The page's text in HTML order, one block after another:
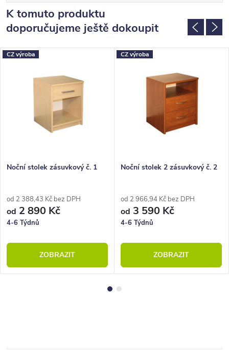
K tomuto produktu
doporučujeme ještě dokoupit
CZ výroba
Noční stolek zásuvkový č. 1
od 2 388,43 Kč bez DPH
od 2 890 Kč
4-6 Týdnů
ZOBRAZIT
CZ výroba
Noční stolek 2 zásuvkový č. 2
od 2 966,94 Kč bez DPH
od 3 590 Kč
4-6 Týdnů
ZOBRAZIT